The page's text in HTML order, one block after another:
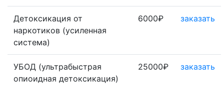
Детоксикация от
наркотиков (усиленная
система)
6000₽ заказать
УБОД (ультрабыстрая
опиоидная детоксикация)
25000₽ заказать